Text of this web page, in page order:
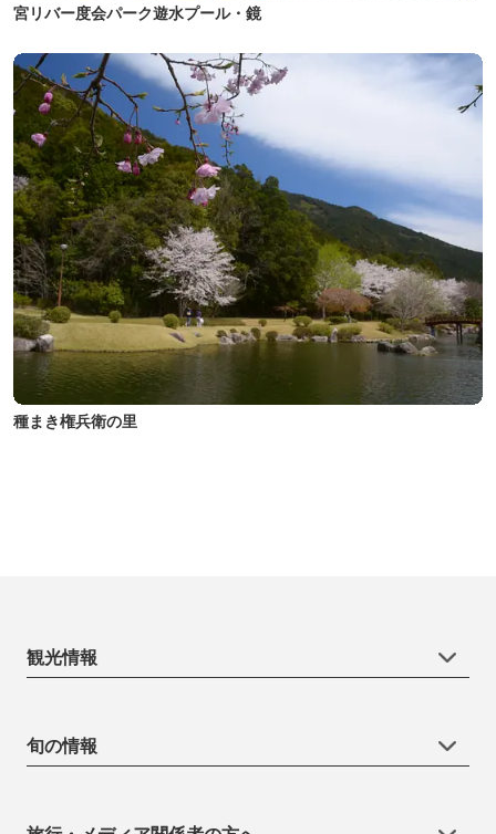
宮リバー度会パーク遊水プール・鏡
種まき権兵衛の里
観光情報
旬の情報